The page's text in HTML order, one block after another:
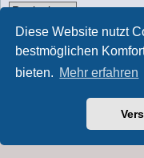
Diese Website nutzt
bestmöglichen
bieten. Mehr erfahren
Registrieren
Campers-World-Forum
Style developer byforum
Deutsche